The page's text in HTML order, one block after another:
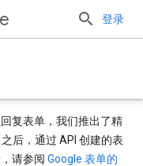
登录
复表单，我们推出了精
后，通过 API 创建的表
请参阅 Google 表单的